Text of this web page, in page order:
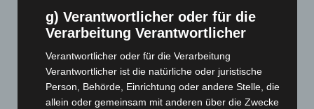
Mai 2026(99)
April 2026(99)
März 2026(115)
Februar 2026(109)
Januar 2026(122)
g) Verantwortlicher oder für die
Verarbeitung Verantwortlicher
Verantwortlicher oder für die Verarbeitung
Verantwortlicher ist die natürliche oder juristische
Person, Behörde, Einrichtung oder andere Stelle, die
allein oder gemeinsam mit anderen über die Zwecke